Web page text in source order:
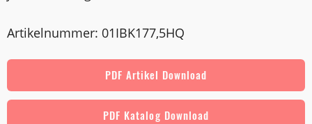
Artikelnummer: 01IBK177,5HQ
PDF Artikel Download
PDF Katalog Download